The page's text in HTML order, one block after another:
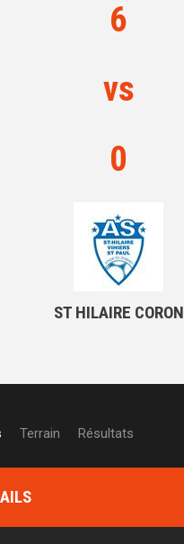
6
vs
0
ST HILAIRE CORON
Terrain Résultats